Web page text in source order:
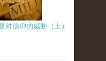
对信仰的威胁（上）